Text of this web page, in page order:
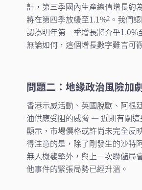
計，第三季國內生產總值增長約
將在第四季放緩至1.1%2。我們
認為明年第一季增長將介乎1.0%
無論如何，這個增長數字難言可
問題二：地緣政治風險加
香港示威活動、英國脫歐、阿根
油供應受阻的威脅 — 近期有關這
顯示，市場價格或許尚未完全反
得注意的是，除了剛發生的沙特
無人機襲擊外，與上一次聯儲局
他事件的緊張局勢已經升溫。